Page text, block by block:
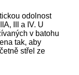
odolnost
III a IV. U
v batohu
tak, aby
střel ze